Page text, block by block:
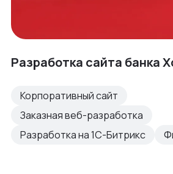
Разработка сайта банка
Корпоративный сайт
Заказная веб-разработка
Разработка на 1С-Битрикс